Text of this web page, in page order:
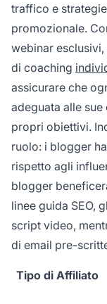
traffico e
promozionale.
webinar
di coaching
assicurare che
adeguata alle
propri obiettivi.
ruolo: i blogger
rispetto agli
blogger
linee guida SEO,
script video,
di email pre-
Tipo di Affiliato